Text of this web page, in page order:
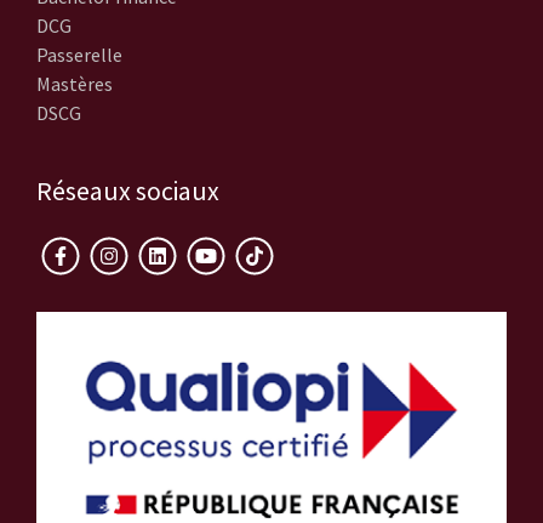
DCG
Passerelle
Mastères
DSCG
Réseaux sociaux